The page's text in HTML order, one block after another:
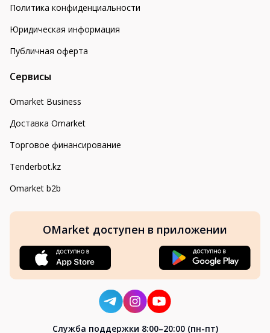
Политика конфиденциальности
Юридическая информация
Публичная оферта
Сервисы
Omarket Business
Доставка Omarket
Торговое финансирование
Tenderbot.kz
Omarket b2b
OMarket доступен в приложении
Cлужба поддержки 8:00–20:00 (пн-пт)